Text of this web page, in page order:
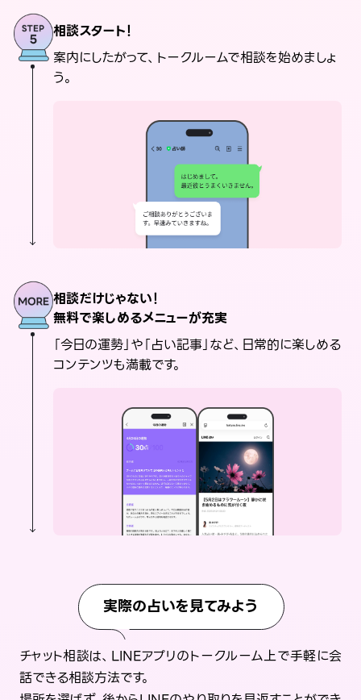
相談スタート！
案内にしたがって、トークルームで相談を始めましょ
う。
相談だけじゃない！
無料で楽しめるメニューが充実
「今日の運勢」や「占い記事」など、日常的に楽しめる
コンテンツも満載です。
実際の占いを見てみよう
チャット相談は、LINEアプリのトークルーム上で手軽に会
話できる相談方法です。